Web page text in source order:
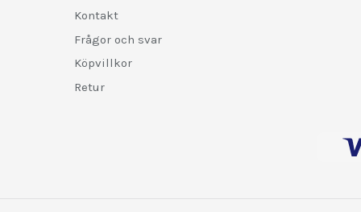
Kontakt
Frågor och svar
Köpvillkor
Retur